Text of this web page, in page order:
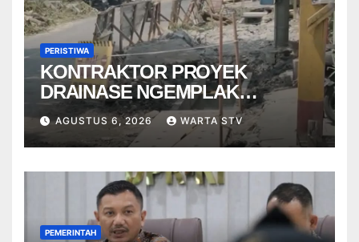
PERISTIWA
KONTRAKTOR PROYEK
DRAINASE NGEMPLAK
DISANKSI USAI WARGA
TERPELESET
AGUSTUS 6, 2026 WARTA STV
PEMERINTAH